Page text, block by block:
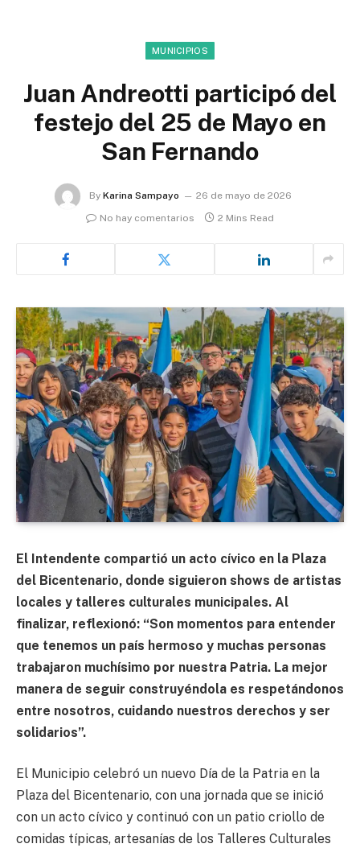
MUNICIPIOS
Juan Andreotti participó del
festejo del 25 de Mayo en
San Fernando
By Karina Sampayo
26 de mayo de 2026
No hay comentarios
2 Mins Read
El Intendente compartió un acto cívico en la Plaza
del Bicentenario, donde siguieron shows de artistas
locales y talleres culturales municipales. Al
finalizar, reflexionó: “Son momentos para entender
que tenemos un país hermoso y muchas personas
trabajaron muchísimo por nuestra Patria. La mejor
manera de seguir construyéndola es respetándonos
entre nosotros, cuidando nuestros derechos y ser
solidarios”.
El Municipio celebró un nuevo Día de la Patria en la
Plaza del Bicentenario, con una jornada que se inició
con un acto cívico y continuó con un patio criollo de
comidas típicas, artesanías de los Talleres Culturales